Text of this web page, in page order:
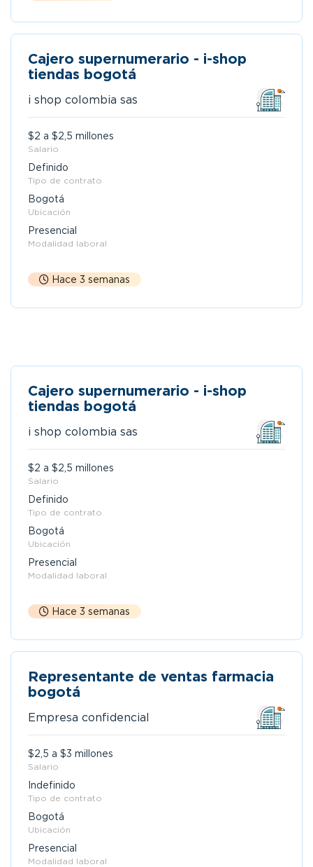
Cajero supernumerario - i-shop
tiendas bogotá
i shop colombia sas
$2 a $2,5 millones
Salario
Definido
Tipo de contrato
Bogotá
Ubicación
Presencial
Modalidad laboral
Hace 3 semanas
Cajero supernumerario - i-shop
tiendas bogotá
i shop colombia sas
$2 a $2,5 millones
Salario
Definido
Tipo de contrato
Bogotá
Ubicación
Presencial
Modalidad laboral
Hace 3 semanas
Representante de ventas farmacia
bogotá
Empresa confidencial
$2,5 a $3 millones
Salario
Indefinido
Tipo de contrato
Bogotá
Ubicación
Presencial
Modalidad laboral